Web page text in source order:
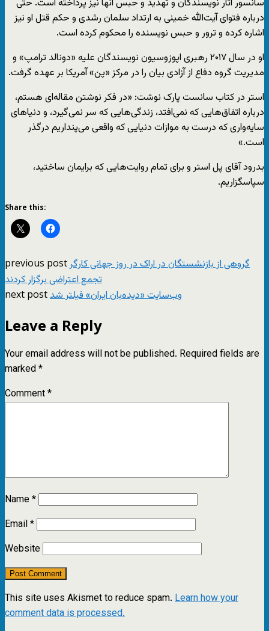
سانسور آثار نویسندگان و تهدید و حبس آنها نیز پرداخته است. حتی
درباره فتوای آیت‌الله خمینی به ارتداد سلمان رشدی و حکم قتل او نیز
اشاره کرده و ترور و حبس نویسنده را محکوم کرده است.
او در سال ۲۰۱۷ رهبری اپوزوسیون نویسندگان علیه «دونالد ترامپ» و
مدیریت گروه دفاع از آزادی بیان را در مرکز «پن» آمریکا بر عهده گرفت.
استر در کتاب سانست پارک نوشت: «در فکر نوشتن مقاله‌ای هستم،
درباره اتفاق‌هایی که نمی‌افتد، زندگی‌هایی که سر نمی‌گیرد، و دنیاهای
سایه‌واری که درست به موازات دنیایی که واقعی می‌پنداریم درگذر
است.»
بدرود آقای پل استر و برای تمام روایت‌هایی که برایمان ساختید،
سپاسگزاریم.
Share this:
previous postگروهی از بازنشستگان در اراک در روز جهانی کارگر
تجمع اعتراضی برگزار کردند
next postوب‌سایت «دیده‌بان ایران» فیلتر شد
Leave a Reply
Your email address will not be published. Required fields are
marked*
Comment*
Name*
Email*
Website
This site uses Akismet to reduce spam. Learn how your
comment data is processed.